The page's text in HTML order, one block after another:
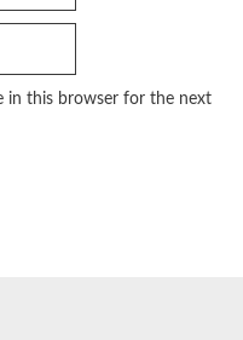
in this browser for the next